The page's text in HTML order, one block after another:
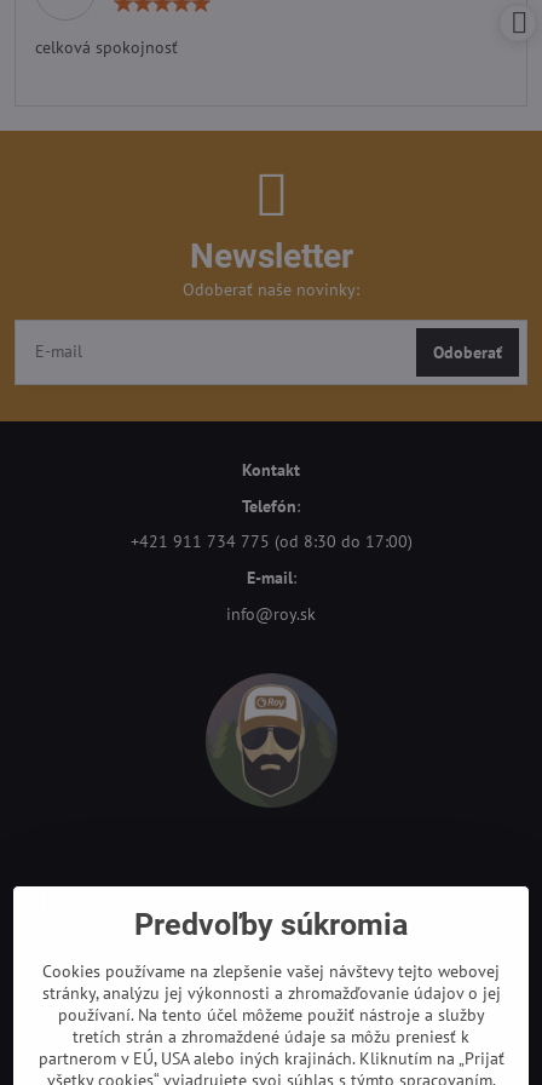
celková spokojnosť
Newsletter
Odoberať naše novinky:
Odoberať
Kontakt
Telefón:
+421 911 734 775 (od 8:30 do 17:00)
E-mail:
info@roy.sk
Predvoľby súkromia
Cookies používame na zlepšenie vašej návštevy tejto webovej
stránky, analýzu jej výkonnosti a zhromažďovanie údajov o jej
používaní. Na tento účel môžeme použiť nástroje a služby
tretích strán a zhromaždené údaje sa môžu preniesť k
partnerom v EÚ, USA alebo iných krajinách. Kliknutím na „Prijať
všetky cookies“ vyjadrujete svoj súhlas s týmto spracovaním.